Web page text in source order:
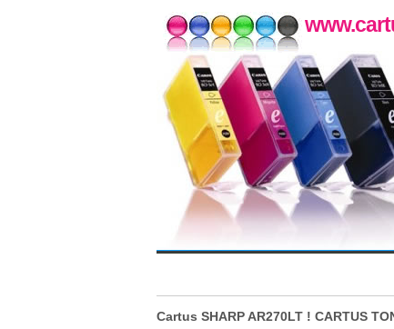
Cartus SHARP AR270LT ! CARTUS